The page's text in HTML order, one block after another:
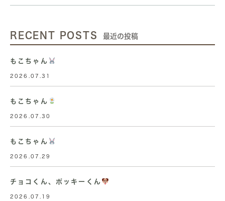
RECENT POSTS 最近の投稿
もこちゃん
2026.07.31
もこちゃん
2026.07.30
もこちゃん
2026.07.29
チョコくん、ポッキーくん
2026.07.19